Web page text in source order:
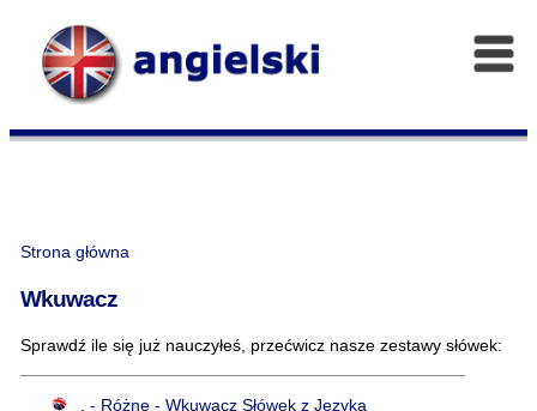
Strona główna
Wkuwacz
Sprawdź ile się już nauczyłeś, przećwicz nasze zestawy słówek:
. - Różne - Wkuwacz Słówek z Języka